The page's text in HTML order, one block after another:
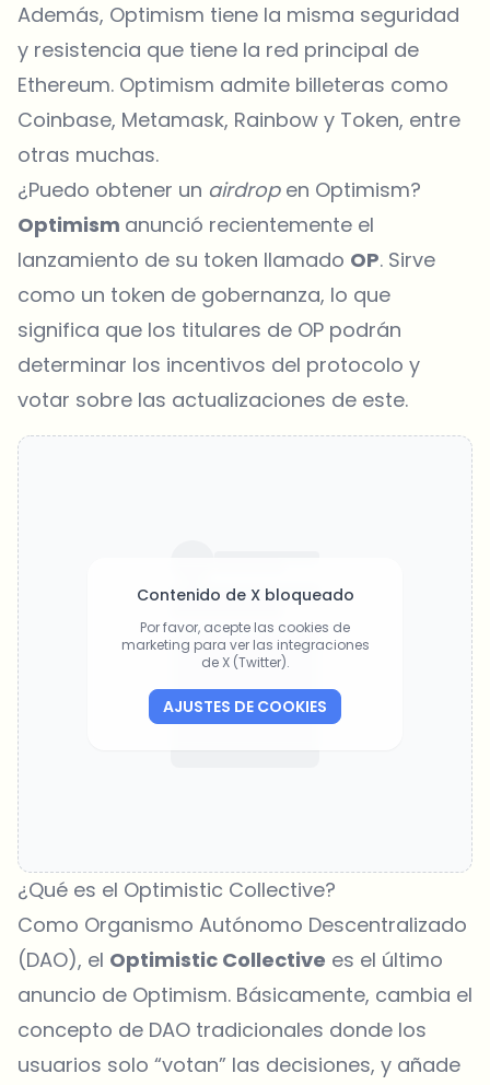
Además, Optimism tiene la misma seguridad
y resistencia que tiene la red principal de
Ethereum. Optimism admite billeteras como
Coinbase, Metamask, Rainbow y Token, entre
otras muchas.
¿Puedo obtener un airdropen Optimism?
Optimism anunció recientemente el
lanzamiento de su token llamado OP. Sirve
como un token de gobernanza, lo que
significa que los titulares de OP podrán
determinar los incentivos del protocolo y
votar sobre las actualizaciones de este.
Contenido de X bloqueado
Por favor, acepte las cookies de
marketing para ver las integraciones
de X (Twitter).
AJUSTES DE COOKIES
¿Qué es el Optimistic Collective?
Como Organismo Autónomo Descentralizado
(DAO), el Optimistic Collective es el último
anuncio de Optimism. Básicamente, cambia el
concepto de DAO tradicionales donde los
usuarios solo “votan” las decisiones, y añade